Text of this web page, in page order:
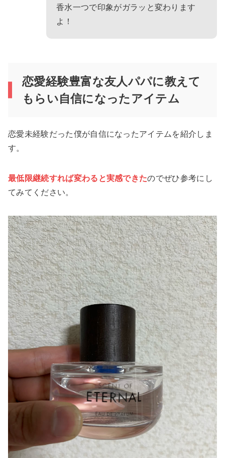
香水一つで印象がガラッと変わります
よ！
恋愛経験豊富な友人パパに教えて
もらい自信になったアイテム
恋愛未経験だった僕が自信になったアイテムを紹介しま
す。
最低限継続すれば変わると実感できたのでぜひ参考にし
てみてください。